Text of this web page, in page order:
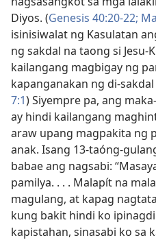
Diyos. (Genesis 40:​20-22;
isinisiwalat ng Kasulatan
ng sakdal na taong si
kailangang magbigay ng
kapanganakan ng di-
7:1) Siyempre pa, ang
ay hindi kailangang
araw upang magpakita ng
anak. Isang 13-taóng-
babae ang nagsabi:
pamilya. . . . Malapít na
magulang, at kapag
kung bakit hindi ko
kapistahan, sinasabi ko sa